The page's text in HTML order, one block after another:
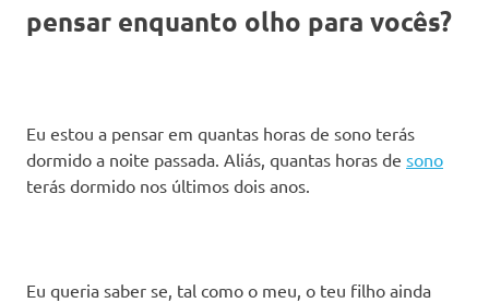
pensar enquanto olho para vocês?
Eu estou a pensar em quantas horas de sono terás
dormido a noite passada. Aliás, quantas horas de sono
terás dormido nos últimos dois anos.
Eu queria saber se, tal como o meu, o teu filho ainda